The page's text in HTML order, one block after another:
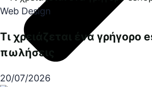
Web Design
Τι χρειάζεται ένα γρήγορο
πωλήσεις
20/07/2026